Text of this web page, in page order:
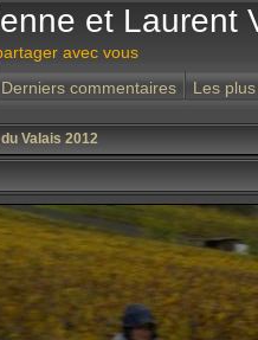
et Laurent
avec vous
Derniers commentaires Les
Valais 2012